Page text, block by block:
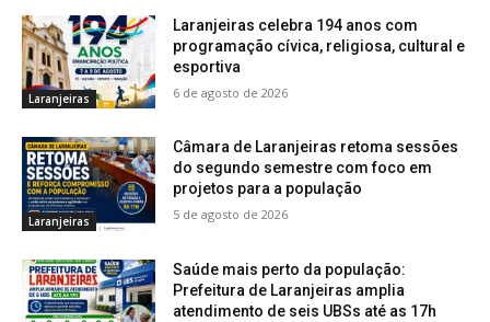
Laranjeiras
Laranjeiras celebra 194 anos com
programação cívica, religiosa, cultural e
esportiva
6 de agosto de 2026
Laranjeiras
Câmara de Laranjeiras retoma sessões
do segundo semestre com foco em
projetos para a população
5 de agosto de 2026
Saúde mais perto da população:
Prefeitura de Laranjeiras amplia
atendimento de seis UBSs até as 17h